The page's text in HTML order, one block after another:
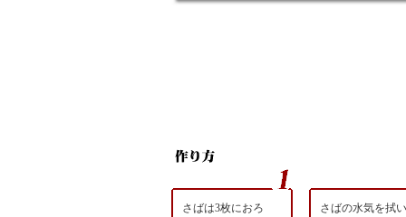
さばは3枚におろ
さばの水気を拭